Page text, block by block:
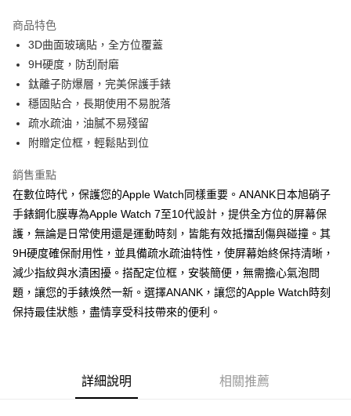
Apple Pay
街口支付
悠遊付
ATM付款
全家取貨付款
每筆NT$65，滿NT$690(含以上)免運費
付款後全家取貨
7-11取貨付款
每筆NT$65，滿NT$690(含以上)免運費
商品特色
3D曲面玻璃貼，全方位覆蓋
9H硬度，防刮耐磨
鈦離子防爆層，完美保護手錶
穩固貼合，長期使用不易脫落
疏水疏油，油膩不易殘留
附贈定位框，輕鬆貼到位
銷售重點
在數位時代，保護您的Apple Watch同樣重要。ANANK日本旭硝子
手錶鋼化膜專為Apple Watch 7至10代設計，提供全方位的屏幕保
護，無論是日常使用還是運動時刻，皆能有效抵擋刮傷與碰撞。其
9H硬度確保耐用性，並具備疏水疏油特性，使屏幕始終保持清晰，
減少指紋與水漬困擾。搭配定位框，安裝簡便，無需擔心氣泡問
題，讓您的手錶焕然一新。選擇ANANK，讓您的Apple Watch時刻
保持最佳狀態，盡情享受科技帶來的便利。
詳細說明 相關推薦